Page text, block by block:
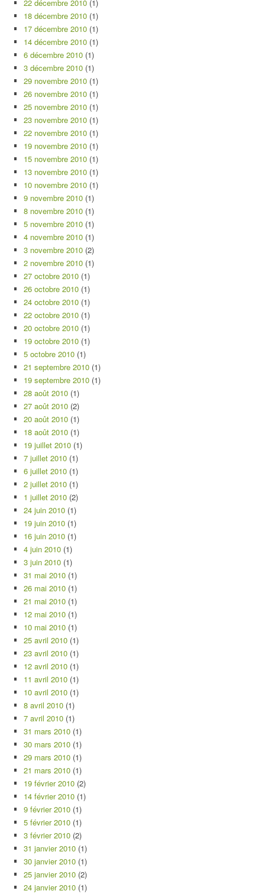
22 décembre 2010 (1)
18 décembre 2010 (1)
17 décembre 2010 (1)
14 décembre 2010 (1)
6 décembre 2010 (1)
3 décembre 2010 (1)
29 novembre 2010 (1)
26 novembre 2010 (1)
25 novembre 2010 (1)
23 novembre 2010 (1)
22 novembre 2010 (1)
19 novembre 2010 (1)
15 novembre 2010 (1)
13 novembre 2010 (1)
10 novembre 2010 (1)
9 novembre 2010 (1)
8 novembre 2010 (1)
5 novembre 2010 (1)
4 novembre 2010 (1)
3 novembre 2010 (2)
2 novembre 2010 (1)
27 octobre 2010 (1)
26 octobre 2010 (1)
24 octobre 2010 (1)
22 octobre 2010 (1)
20 octobre 2010 (1)
19 octobre 2010 (1)
5 octobre 2010 (1)
21 septembre 2010 (1)
19 septembre 2010 (1)
28 août 2010 (1)
27 août 2010 (2)
20 août 2010 (1)
18 août 2010 (1)
19 juillet 2010 (1)
7 juillet 2010 (1)
6 juillet 2010 (1)
2 juillet 2010 (1)
1 juillet 2010 (2)
24 juin 2010 (1)
19 juin 2010 (1)
16 juin 2010 (1)
4 juin 2010 (1)
3 juin 2010 (1)
31 mai 2010 (1)
26 mai 2010 (1)
21 mai 2010 (1)
12 mai 2010 (1)
10 mai 2010 (1)
25 avril 2010 (1)
23 avril 2010 (1)
12 avril 2010 (1)
11 avril 2010 (1)
10 avril 2010 (1)
8 avril 2010 (1)
7 avril 2010 (1)
31 mars 2010 (1)
30 mars 2010 (1)
29 mars 2010 (1)
21 mars 2010 (1)
19 février 2010 (2)
14 février 2010 (1)
9 février 2010 (1)
5 février 2010 (1)
3 février 2010 (2)
31 janvier 2010 (1)
30 janvier 2010 (1)
25 janvier 2010 (2)
24 janvier 2010 (1)